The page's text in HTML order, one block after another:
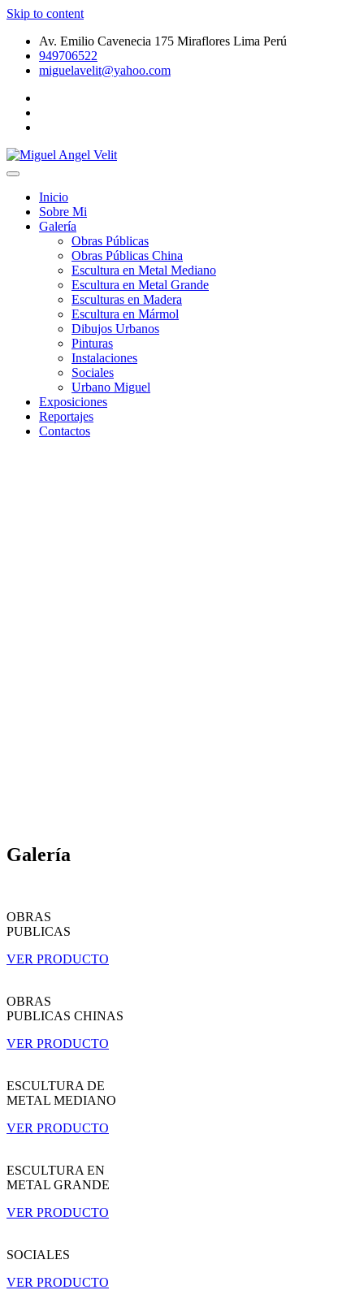
Skip to content
Av. Emilio Cavenecia 175 Miraflores Lima Perú
949706522
miguelavelit@yahoo.com
Miguel Angel Velit
de MetalInicio
Sobre Mi
Galería
Obras Públicas
Obras Públicas China
Escultura en Metal Mediano
Escultura en Metal Grande
Esculturas en Madera
Escultura en Mármol
Dibujos Urbanos
Pinturas
Instalaciones
Sociales
Urbano Miguel
Exposiciones
Reportajes
Contactos
Galería
OBRAS
PUBLICAS
VER PRODUCTO
OBRAS
PUBLICAS CHINAS
VER PRODUCTO
ESCULTURA DE
METAL MEDIANO
VER PRODUCTO
ESCULTURA EN
METAL GRANDE
VER PRODUCTO
SOCIALES
VER PRODUCTO